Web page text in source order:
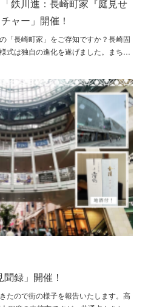
鉄川進：長崎町家『庭見せ
ャー」開催！
「長崎町家」をご存知ですか？長崎固
式は独自の進化を遂げました。まち…
録」開催！
たので街の様子を報告いたします。高